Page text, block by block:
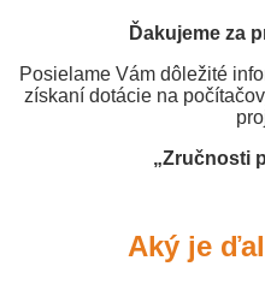
Ďakujeme za
Posielame Vám dôležité
získaní dotácie na
„Zručnosti
Aký je